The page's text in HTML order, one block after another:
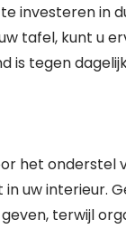
investeren in
tafel, kunt u
is tegen
het onderstel
uw interieur.
terwijl